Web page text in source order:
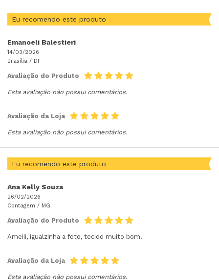
Eu recomendo este produto
Emanoeli Balestieri
14/03/2026
Brasília / DF
Avaliação do Produto
Esta avaliação não possui comentários.
Avaliação da Loja
Esta avaliação não possui comentários.
Eu recomendo este produto
Ana Kelly Souza
26/02/2026
Contagem / MG
Avaliação do Produto
Ameiii, igualzinha a foto, tecido muito bom!
Avaliação da Loja
Esta avaliação não possui comentários.